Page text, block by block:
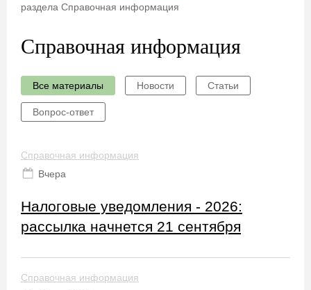
раздела Справочная информация
Справочная информация
Все материалы Новости Статьи
Вопрос-ответ
Справочная информация
Вчера
Налоговые уведомления - 2026:
рассылка начнется 21 сентября
Справочная информация